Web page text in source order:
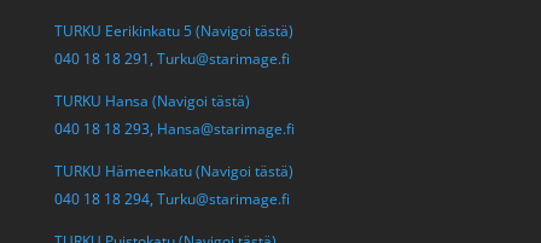
TURKU Eerikinkatu 5 (Navigoi tästä)
040 18 18 291, Turku@starimage.fi
TURKU Hansa (Navigoi tästä)
040 18 18 293, Hansa@starimage.fi
TURKU Hämeenkatu (Navigoi tästä)
040 18 18 294, Turku@starimage.fi